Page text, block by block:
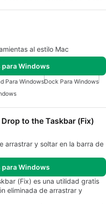
al estilo Mac
Windows
Para WindowsDock Para Windows
to the Taskbar (Fix)
arrastrar y soltar en la barra de
Windows
(Fix) es una utilidad gratis
eliminada de arrastrar y